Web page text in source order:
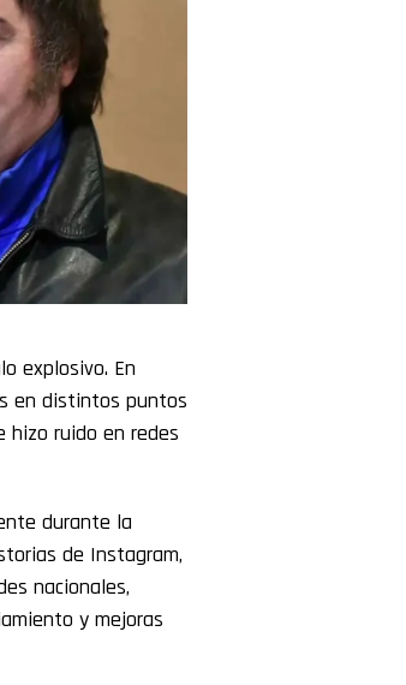
explosivo. En
en distintos puntos
ruido en redes
durante la
de Instagram,
nacionales,
y mejoras